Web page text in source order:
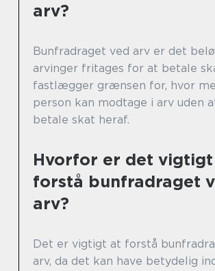
arv?
Bunfradraget ved arv er det
arvinger fritages for at betale
fastlægger grænsen for, hvor
person kan modtage i arv uden
betale skat heraf.
Hvorfor er det
forstå bunfradraget
arv?
Det er vigtigt at forstå
arv, da det kan have betydelig